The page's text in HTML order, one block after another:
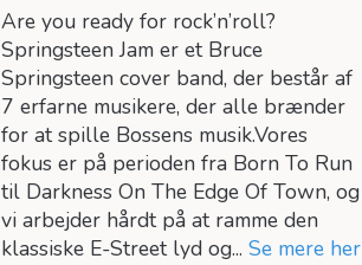
Are you ready for rock’n’roll?
Springsteen Jam er et Bruce
Springsteen cover band, der består af
7 erfarne musikere, der alle brænder
for at spille Bossens musik.Vores
fokus er på perioden fra Born To Run
til Darkness On The Edge Of Town, og
vi arbejder hårdt på at ramme den
klassiske E-Street lyd og...Se mere her